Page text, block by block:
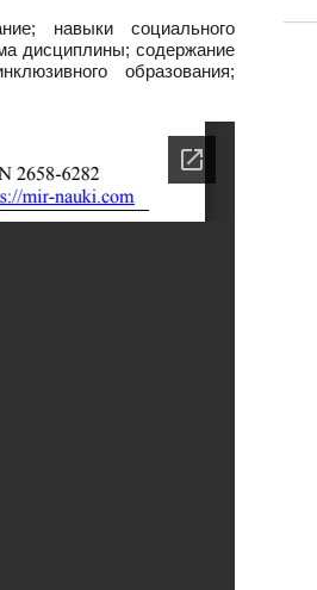
навыки социального
дисциплины; содержание
образования;